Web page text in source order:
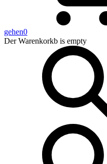
gehen0
Der Warenkorkb is empty